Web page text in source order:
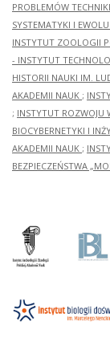
PROBLEMÓW
SYSTEMATYKI I
INSTYTUT ZOOLOGII
- INSTYTUT
HISTORII NAUKI IM.
AKADEMII NAUK ;
; INSTYTUT ROZWOJU
BIOCYBERNETYKI I
AKADEMII NAUK ;
BEZPIECZEŃSTWA